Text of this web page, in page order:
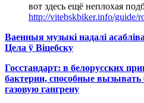
вот здесь ещё неплохая
http://vitebskbiker.info/guide/
Ваенныя музыкі надалі
Цела ў Віцебску
Госстандарт: в белорусских
бактерии, способные вызывать
газовую гангрену